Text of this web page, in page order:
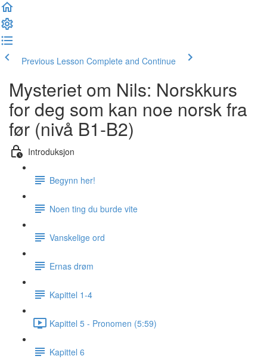
Previous Lesson Complete and Continue
Mysteriet om Nils: Norskkurs
for deg som kan noe norsk fra
før (nivå B1-B2)
Introduksjon
Begynn her!
Noen ting du burde vite
Vanskelige ord
Ernas drøm
Kapittel 1-4
Kapittel 5 - Pronomen (5:59)
Kapittel 6